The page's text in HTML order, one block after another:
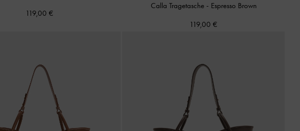
119,00 €
Calla Tragetasche - Espresso Brown
119,00 €